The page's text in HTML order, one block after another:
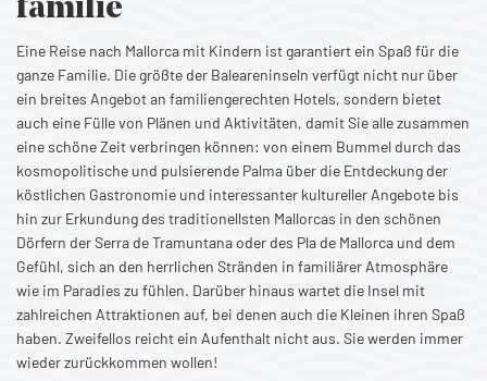
familie
Eine Reise nach Mallorca mit Kindern ist garantiert ein Spaß für die
ganze Familie. Die größte der Baleareninseln verfügt nicht nur über
ein breites Angebot an familiengerechten Hotels, sondern bietet
auch eine Fülle von Plänen und Aktivitäten, damit Sie alle zusammen
eine schöne Zeit verbringen können: von einem Bummel durch das
kosmopolitische und pulsierende Palma über die Entdeckung der
köstlichen Gastronomie und interessanter kultureller Angebote bis
hin zur Erkundung des traditionellsten Mallorcas in den schönen
Dörfern der Serra de Tramuntana oder des Pla de Mallorca und dem
Gefühl, sich an den herrlichen Stränden in familiärer Atmosphäre
wie im Paradies zu fühlen. Darüber hinaus wartet die Insel mit
zahlreichen Attraktionen auf, bei denen auch die Kleinen ihren Spaß
haben. Zweifellos reicht ein Aufenthalt nicht aus. Sie werden immer
wieder zurückkommen wollen!